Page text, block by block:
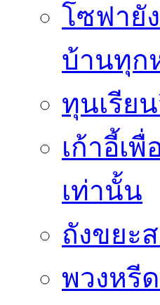
โซฟายั
บ้านทุก
ทุนเรีย
เก้าอี้เ
เท่านั้น
ถังขยะ
พวงหรี